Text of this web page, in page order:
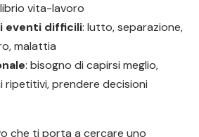
vita-lavoro
eventi difficili: lutto, separazione,
malattia
: bisogno di capirsi meglio,
ripetitivi, prendere decisioni
che ti porta a cercare uno